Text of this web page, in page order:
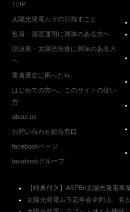
TOP
太陽光発電ムラの目指すこと
投資・資産運用に興味のある方へ
脱原発・太陽光推進に興味のある方
へ
業者選定に困ったら
はじめての方へ。このサイトの使い
方
about us
お問い合わせ総合窓口
facebookページ
facebookグループ
【特典付き】ASPEn太陽光発電
太陽光発電ムラ忘年会＠岡山、名